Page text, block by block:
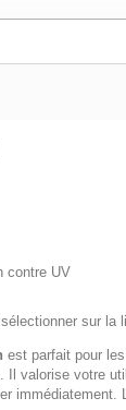
contre UV
sur la
est parfait pour
Il valorise votre
immédiatement.